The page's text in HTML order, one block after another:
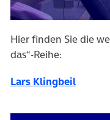
Hier finden Sie die
das“-Reihe:
Lars Klingbeil